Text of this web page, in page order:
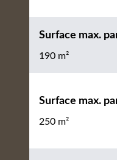
Surface max.
190 m²
Surface max.
250 m²